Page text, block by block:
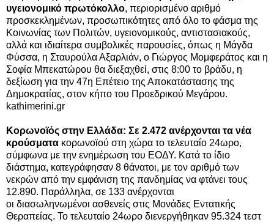
υγειονομικό πρωτόκολλο, περιορισμένο αριθμό
προσκεκλημένων, προσωπικότητες από όλο το φάσμα της
Κοινωνίας των Πολιτών, υγειονομικούς, αντιστασιακούς,
αλλά και ιδιαίτερα συμβολικές παρουσίες, όπως η Μάγδα
Φύσσα, η Σταυρούλα Αξαρλιάν, ο Γιώργος Μομφεράτος και η
Σοφία Μπεκατώρου θα διεξαχθεί, στις 8:00 το βράδυ, η
δεξίωση για την 47η Επέτειο της Αποκατάστασης της
Δημοκρατίας, στον κήπο του Προεδρικού Μεγάρου.
kathimerini.gr
Κορωνοϊός στην Ελλάδα: Σε 2.472 ανέρχονται τα νέα
κρούσματα κορωνοϊού στη χώρα το τελευταίο 24ωρο,
σύμφωνα με την ενημέρωση του ΕΟΔΥ. Κατά το ίδιο
διάστημα, κατεγράφησαν 8 θάνατοι, με τον αριθμό των
νεκρών από την εμφάνιση της πανδημίας να φτάνει τους
12.890. Παράλληλα, σε 133 ανέρχονται
οι διασωληνωμένοι ασθενείς στις Μονάδες Εντατικής
Θεραπείας. Το τελευταίο 24ωρο διενεργήθηκαν 95.324 τεστ